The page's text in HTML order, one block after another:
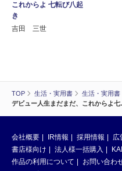
TOP 生活・実用書 生活・実用書
デビュー人生まだまだ、これからよ
これからよ 七転び八起
き
吉田 三世
会社概要 IR情報 採用情報 広
書店様向け
法人様一括購入
作品の利用について
お問い合わ